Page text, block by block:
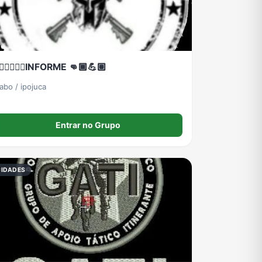
Grupos de Pix do WhatsApp Grupos de A Fazenda no WhatsApp Grupos de Bolsonaro no Whatsapp
Grupos de Apostas Esportivas no WhatsApp 👊🏾💪🏽
/ ipojuca
Entrar no Grupo